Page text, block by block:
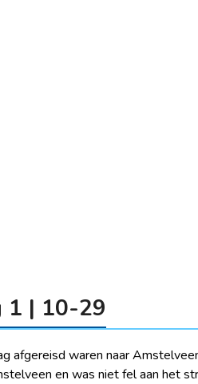
1 | 10-29
waren naar
en was niet fel aan het